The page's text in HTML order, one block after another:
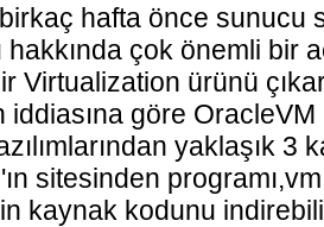
hafta önce sunucu
çok önemli bir
Virtualization ürünü
iddiasına göre
yaklaşık 3
sitesinden
kaynak kodunu